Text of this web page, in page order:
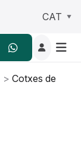
>Cotxes de